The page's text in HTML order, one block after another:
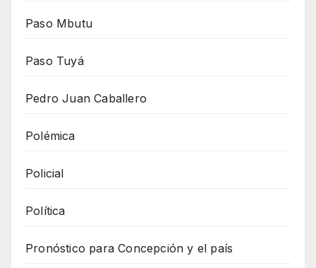
Paso Mbutu
Paso Tuyá
Pedro Juan Caballero
Polémica
Policial
Política
Pronóstico para Concepción y el país